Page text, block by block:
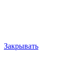
Закрывать